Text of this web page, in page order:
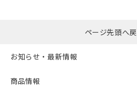
ページ先頭へ
お知らせ・最新情報
商品情報